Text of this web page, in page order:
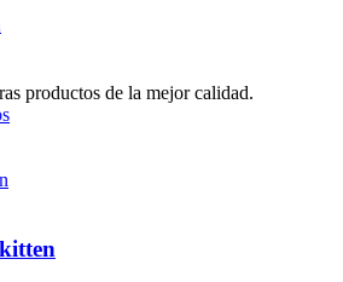
productos de la mejor calidad.